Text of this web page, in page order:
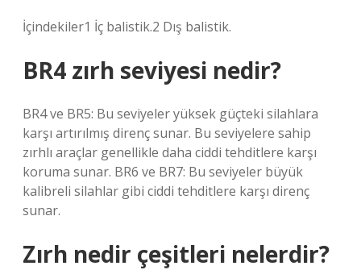
İçindekiler1 İç balistik.2 Dış balistik.
BR4 zırh seviyesi nedir?
BR4 ve BR5: Bu seviyeler yüksek güçteki silahlara
karşı artırılmış direnç sunar. Bu seviyelere sahip
zırhlı araçlar genellikle daha ciddi tehditlere karşı
koruma sunar. BR6 ve BR7: Bu seviyeler büyük
kalibreli silahlar gibi ciddi tehditlere karşı direnç
sunar.
Zırh nedir çeşitleri nelerdir?